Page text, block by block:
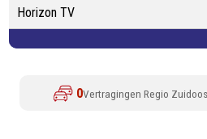
Horizon TV